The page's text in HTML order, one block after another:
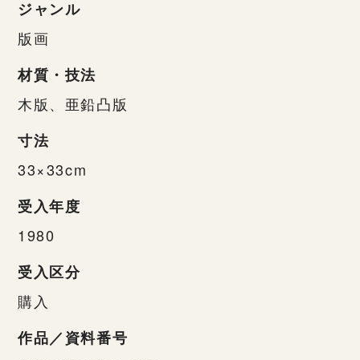
ジャンル
版画
材質・技法
木版、亜鉛凸版
寸法
33×33cm
受入年度
1980
受入区分
購入
作品／資料番号